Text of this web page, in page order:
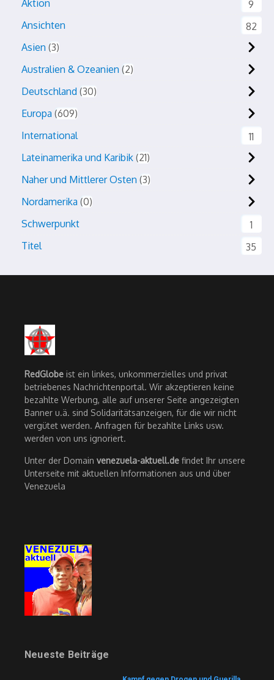
Aktion
9
Ansichten
82
Asien 3
Australien & Ozeanien 2
Deutschland 30
Europa 609
International
11
Lateinamerika und Karibik 21
Naher und Mittlerer Osten 3
Nordamerika 0
Schwerpunkt
1
Titel
35
RedGlobe ist ein linkes, unkommerzielles und privat
betriebenes Nachrichtenportal. Wir akzeptieren keine
bezahlte Werbung, alle auf unserer Seite angezeigten
Banner u.ä. sind Solidaritätsanzeigen, für die wir nicht
vergütet werden. Anfragen für bezahlte Links usw.
werden von uns ignoriert.
Unter der Domain venezuela-aktuell.de findet Ihr unsere
Unterseite mit aktuellen Informationen aus und über
Venezuela
Neueste Beiträge